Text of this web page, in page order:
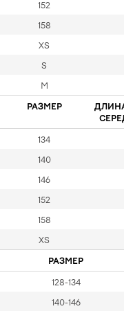
152
158
XS
S
M
РАЗМЕР
134
140
146
152
158
XS
РАЗМЕР
128-134
140-146